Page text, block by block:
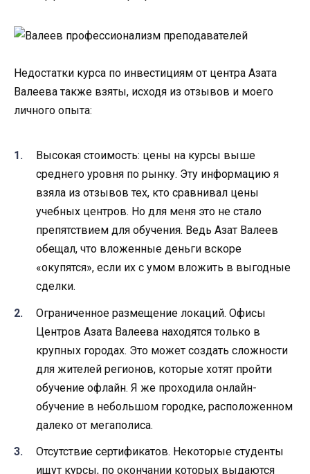
Недостатки курса по инвестициям от центра Азата
Валеева также взяты, исходя из отзывов и моего
личного опыта:
Высокая стоимость: цены на курсы выше
среднего уровня по рынку. Эту информацию я
взяла из отзывов тех, кто сравнивал цены
учебных центров. Но для меня это не стало
препятствием для обучения. Ведь Азат Валеев
обещал, что вложенные деньги вскоре
«окупятся», если их с умом вложить в выгодные
сделки.
Ограниченное размещение локаций. Офисы
Центров Азата Валеева находятся только в
крупных городах. Это может создать сложности
для жителей регионов, которые хотят пройти
обучение офлайн. Я же проходила онлайн-
обучение в небольшом городке, расположенном
далеко от мегаполиса.
Отсутствие сертификатов. Некоторые студенты
ищут курсы, по окончании которых выдаются